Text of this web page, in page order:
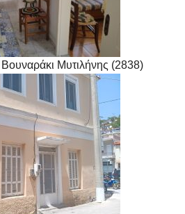
Βουναράκι Μυτιλήνης (2838)